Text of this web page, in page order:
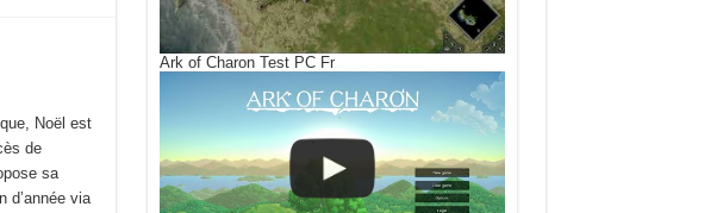
Noël est
de
sa
d’année via
Ark of Charon Test PC Fr